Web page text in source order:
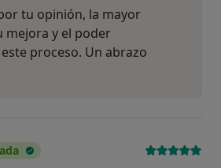
tu opinión, la mayor
mejora y el poder
proceso. Un abrazo